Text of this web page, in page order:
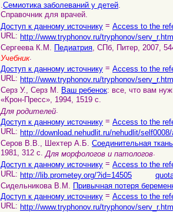
.Семиотика заболеваний у детей.
Справочник для врачей.
Доступ к данному источнику = Access to the
URL: http://www.tryphonov.ru/tryphonov/
Сергеева К.М. Педиатрия, СПб, Питер, 2007,
Учебник.
Доступ к данному источнику = Access to the
URL: http://www.tryphonov.ru/tryphonov/
Серз У., Серз М. Ваш ребенок: все, что вам
«Крон-Пресс», 1994, 1519 с.
Для родителей.
Доступ к данному источнику = Access to the
URL: http://download.nehudlit.ru/nehudlit/
Серов В.В., Шехтер А.Б. Соединительная
1981, 312 с. Для морфологов и патологов.
Доступ к данному источнику = Access to the
URL: http://lib.prometey.org/?id=14505
Сидельникова В.М. Привычная потеря
Доступ к данному источнику = Access to the
URL: http://www.tryphonov.ru/tryphonov/